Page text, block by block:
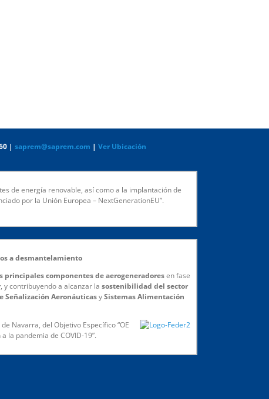
| saprem@saprem.com | Ver Ubicación
de energía renovable, así como a la implantación de
por la Unión Europea – NextGenerationEU”.
a desmantelamiento
componentes de aerogeneradoresen fase
, y contribuyendo a alcanzar la sostenibilidad del sector
Señalización AeronáuticasySistemas Alimentación
Navarra, del Objetivo Específico “OE
la pandemia de COVID-19”.